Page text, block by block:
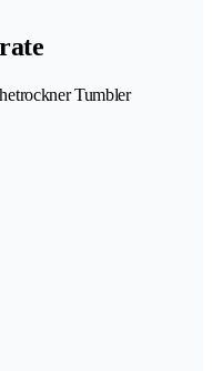
Tumbler